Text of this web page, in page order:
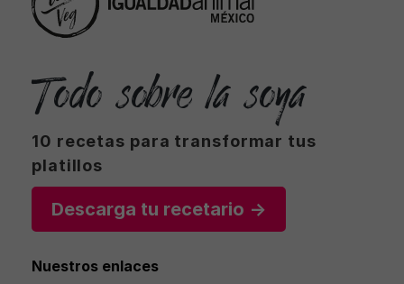
Todo sobre la soya
10 recetas para transformar tus
platillos
Descarga tu recetario →
Nuestros enlaces